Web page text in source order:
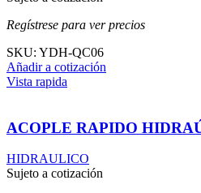
Regístrese para ver precios
SKU: YDH-QC06
Añadir a cotización
Vista rapida
ACOPLE RAPIDO
HIDRAULICO
Sujeto a cotización